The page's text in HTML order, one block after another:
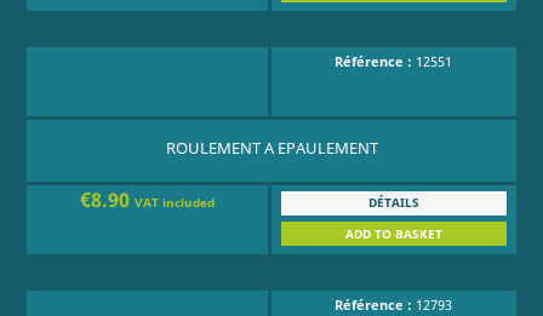
Référence : 12551
ROULEMENT A EPAULEMENT
€8.90VAT included
DÉTAILS
ADD TO BASKET
Référence : 12793